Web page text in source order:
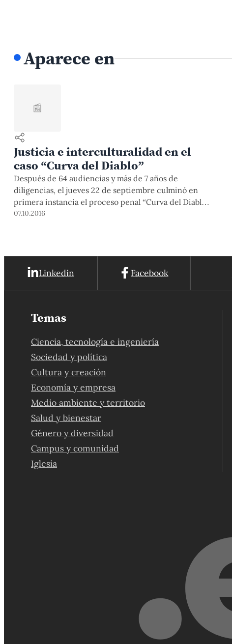
Aparece en
📰
Justicia e interculturalidad en el
caso “Curva del Diablo”
Después de 64 audiencias y más de 7 años de
diligencias, el jueves 22 de septiembre culminó en
primera instancia el proceso penal “Curva del Diablo”
con sentencia absolutoria de 53 procesados por los
07.10.2016
Linkedin Facebook
Temas
Ciencia, tecnología e ingeniería
Sociedad y política
Cultura y creación
Economía y empresa
Medio ambiente y territorio
Salud y bienestar
Género y diversidad
Campus y comunidad
Iglesia